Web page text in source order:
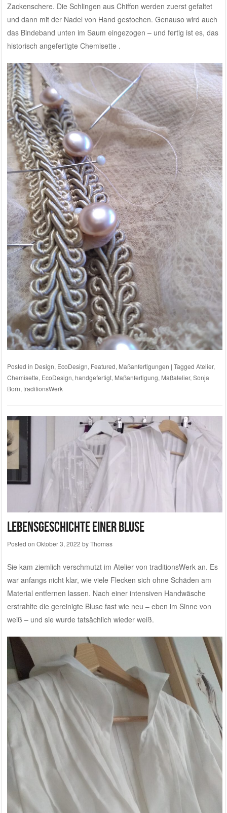
Zackenschere. Die Schlingen aus Chiffon werden zuerst gefaltet
und dann mit der Nadel von Hand gestochen. Genauso wird auch
das Bindeband unten im Saum eingezogen – und fertig ist es, das
historisch angefertigte Chemisette .
Posted in Design, EcoDesign, Featured, Maßanfertigungen | Tagged Atelier,
Chemisette, EcoDesign, handgefertigt, Maßanfertigung, Maßatelier, Sonja
Born, traditionsWerk
Lebensgeschichte einer Bluse
Posted on Oktober 3, 2022 byThomas
Sie kam ziemlich verschmutzt im Atelier von traditionsWerk an. Es
war anfangs nicht klar, wie viele Flecken sich ohne Schäden am
Material entfernen lassen. Nach einer intensiven Handwäsche
erstrahlte die gereinigte Bluse fast wie neu – eben im Sinne von
weiß – und sie wurde tatsächlich wieder weiß.